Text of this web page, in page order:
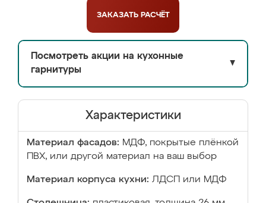
ЗАКАЗАТЬ РАСЧЁТ
Посмотреть акции на кухонные
гарнитуры
▼
Характеристики
Материал фасадов: МДФ, покрытые плёнкой
ПВХ, или другой материал на ваш выбор
Материал корпуса кухни: ЛДСП или МДФ